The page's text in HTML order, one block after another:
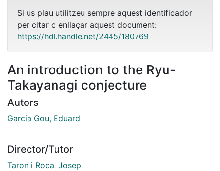
Si us plau utilitzeu sempre aquest identificador
per citar o enllaçar aquest document:
https://hdl.handle.net/2445/180769
An introduction to the Ryu-
Takayanagi conjecture
Autors
Garcia Gou, Eduard
Director/Tutor
Taron i Roca, Josep